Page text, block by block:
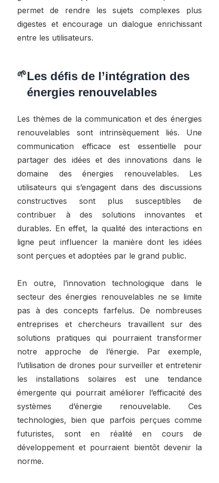
permet de rendre les sujets complexes plus
digestes et encourage un dialogue enrichissant
entre les utilisateurs.
Les défis de l’intégration des
énergies renouvelables
Les thèmes de la communication et des énergies
renouvelables sont intrinsèquement liés. Une
communication efficace est essentielle pour
partager des idées et des innovations dans le
domaine des énergies renouvelables. Les
utilisateurs qui s’engagent dans des discussions
constructives sont plus susceptibles de
contribuer à des solutions innovantes et
durables. En effet, la qualité des interactions en
ligne peut influencer la manière dont les idées
sont perçues et adoptées par le grand public.
En outre, l’innovation technologique dans le
secteur des énergies renouvelables ne se limite
pas à des concepts farfelus. De nombreuses
entreprises et chercheurs travaillent sur des
solutions pratiques qui pourraient transformer
notre approche de l’énergie. Par exemple,
l’utilisation de drones pour surveiller et entretenir
les installations solaires est une tendance
émergente qui pourrait améliorer l’efficacité des
systèmes d’énergie renouvelable. Ces
technologies, bien que parfois perçues comme
futuristes, sont en réalité en cours de
développement et pourraient bientôt devenir la
norme.